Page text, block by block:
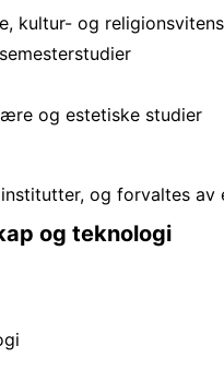
kultur- og
og estetiske studier
og forvaltes av
og teknologi